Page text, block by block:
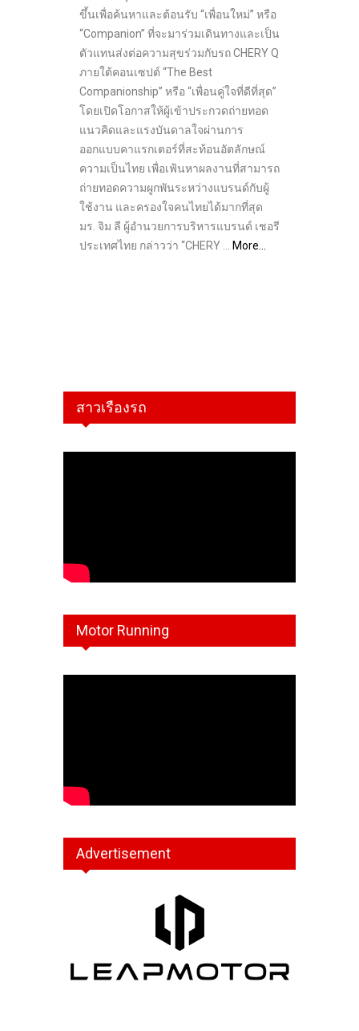
ขึ้นเพื่อค้นหาและต้อนรับ “เพื่อนใหม่” หรือ
“Companion” ที่จะมาร่วมเดินทางและเป็น
ตัวแทนส่งต่อความสุขร่วมกับรถ CHERY Q
ภายใต้คอนเซปต์ “The Best
Companionship” หรือ “เพื่อนคู่ใจที่ดีที่สุด”
โดยเปิดโอกาสให้ผู้เข้าประกวดถ่ายทอด
แนวคิดและแรงบันดาลใจผ่านการ
ออกแบบคาแรกเตอร์ที่สะท้อนอัตลักษณ์
ความเป็นไทย เพื่อเฟ้นหาผลงานที่สามารถ
ถ่ายทอดความผูกพันระหว่างแบรนด์กับผู้
ใช้งาน และครองใจคนไทยได้มากที่สุด
มร. จิม ลี ผู้อำนวยการบริหารแบรนด์ เชอรี
ประเทศไทย กล่าวว่า “CHERY …
More…
สาวเรืองรถ
Motor Running
Advertisement